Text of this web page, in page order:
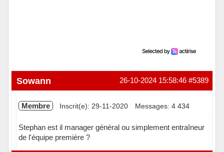
#5389
26-10-2024 15:58:46
Sowann
Membre Inscrit(e): 29-11-2020 Messages: 4 434
Stephan est il manager général ou simplement entraîneur
de l'équipe première ?